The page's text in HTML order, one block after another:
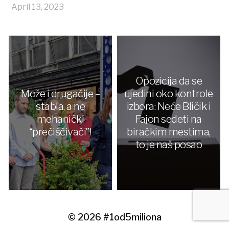
April 13, 2023
Može i drugačije –
stabla, a ne
mehanički
“prečišćivači”!
Opozicija da se
ujedini oko kontrole
izbora: Neće Bličik i
Fajon sedeti na
biračkim mestima,
to je naš posao
© 2026 #1od5miliona